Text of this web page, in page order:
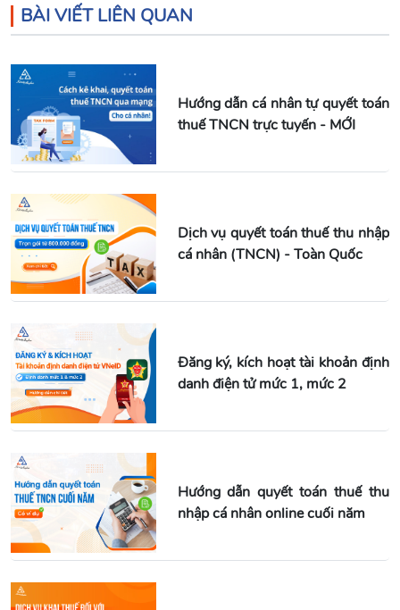
BÀI VIẾT LIÊN QUAN
Hướng dẫn cá nhân tự quyết toán
thuế TNCN trực tuyến - MỚI
Dịch vụ quyết toán thuế thu nhập
cá nhân (TNCN) - Toàn Quốc
Đăng ký, kích hoạt tài khoản định
danh điện tử mức 1, mức 2
Hướng dẫn quyết toán thuế thu
nhập cá nhân online cuối năm